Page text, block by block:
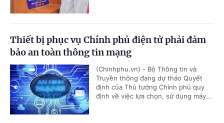
Thiết bị phục vụ Chính phủ điện tử phải đảm
bảo an toàn thông tin mạng
(Chinhphu.vn) - Bộ Thông tin và
Truyền thông đang dự thảo Quyết
định của Thủ tướng Chính phủ quy
định về việc lựa chọn, sử dụng máy...